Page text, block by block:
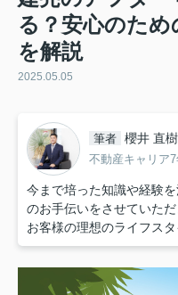
る？安心のた
を解説
2025.05.05
筆者 櫻井 直樹
不動産キャリア
今まで培った知識や経験
のお手伝いをさせていただ
お客様の理想のライフス